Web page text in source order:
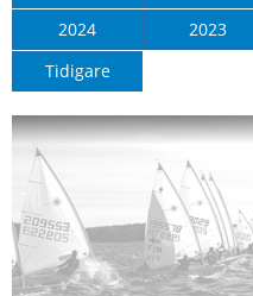
2024
2023
Tidigare